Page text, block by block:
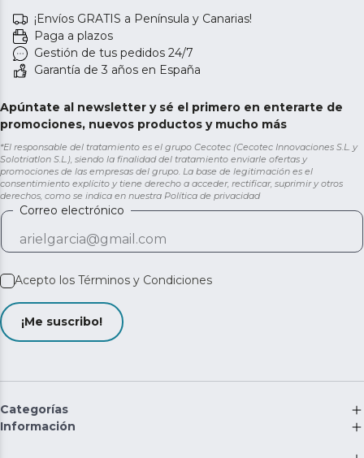
¡Envíos GRATIS a Península y Canarias!
Paga a plazos
Gestión de tus pedidos 24/7
Garantía de 3 años en España
Apúntate al newsletter y sé el primero en enterarte de
promociones, nuevos productos y mucho más
*El responsable del tratamiento es el grupo Cecotec (Cecotec Innovaciones S.L. y
Solotriatlon S.L.), siendo la finalidad del tratamiento enviarle ofertas y
promociones de las empresas del grupo. La base de legitimación es el
consentimiento explícito y tiene derecho a acceder, rectificar, suprimir y otros
derechos, como se indica en nuestra Política de privacidad
Correo electrónico
Acepto los Términos y Condiciones
¡Me suscribo!
Categorías
Información